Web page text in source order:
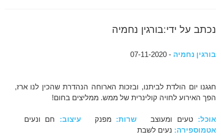
נכתב על ידי:בורגין נחמיה
בורגין נחמיה - 07-11-2020
חגגנו יום הולדת לביתנו, ובזכות הארוחה הנהדרת שהכין לנו ארז,
הפך האירוע לחויה קולינרית של ממש. ממליצים בחום!
אוכל: טעים ומעוצב שרות: מפנקעיצוב: חם ונעים
אטמוספירה: נעים לשבת